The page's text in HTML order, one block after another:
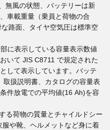
風の状態、バッテリーは新
車載重量（乗員と荷物の合
路面、タイヤ空気圧は標準空
に表示している容量表示数値
いて JIS C8711 で規定された
して表示しています。バッテ
取扱説明書、カタログの容量表
件放電での平均値(16 Ah)を容
る荷物の質量とチャイルドシー
服や靴、ヘルメットなど身に着